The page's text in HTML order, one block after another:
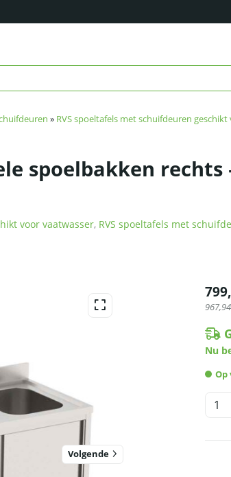
» RVS spoeltafels met schuifdeuren
spoelbakken rechts
voor vaatwasser, RVS spoeltafels met
Volgende
967,94
Nu
Op
HCB